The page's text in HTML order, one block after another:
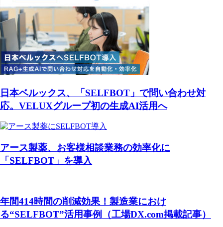
日本ベルックス、「SELFBOT」で問い合わせ対
応。VELUXグループ初の生成AI活用へ
アース製薬、お客様相談業務の効率化に
「SELFBOT」を導入
年間414時間の削減効果！製造業におけ
る“SELFBOT”活用事例（工場DX.com掲載記事）